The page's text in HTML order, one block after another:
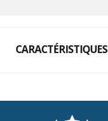
CARACTÉRISTIQUES